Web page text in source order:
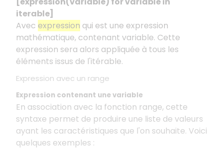
iterable]
Avec expression qui est une expression
mathématique, contenant variable. Cette
expression sera alors appliquée à tous les
éléments issus de l'itérable.
Expression avec un range
Expression contenant une variable
En association avec la fonction range, cette
syntaxe permet de produire une liste de valeurs
ayant les caractéristiques que l'on souhaite. Voici
quelques exemples :